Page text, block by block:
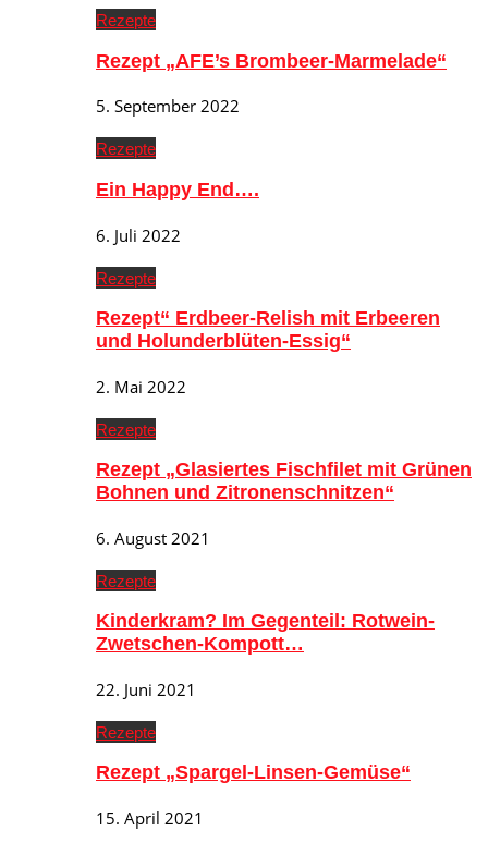
Rezepte
Rezept „AFE’s Brombeer-Marmelade“
5. September 2022
Rezepte
Ein Happy End….
6. Juli 2022
Rezepte
Rezept“ Erdbeer-Relish mit Erbeeren
und Holunderblüten-Essig“
2. Mai 2022
Rezepte
Rezept „Glasiertes Fischfilet mit Grünen
Bohnen und Zitronenschnitzen“
6. August 2021
Rezepte
Kinderkram? Im Gegenteil: Rotwein-
Zwetschen-Kompott…
22. Juni 2021
Rezepte
Rezept „Spargel-Linsen-Gemüse“
15. April 2021